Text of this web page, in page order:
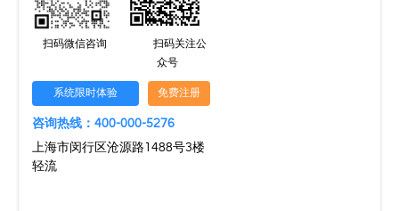
扫码微信咨询
扫码关注公
众号
系统限时体验 免费注册
咨询热线：400-000-5276
上海市闵行区沧源路1488号3楼
轻流